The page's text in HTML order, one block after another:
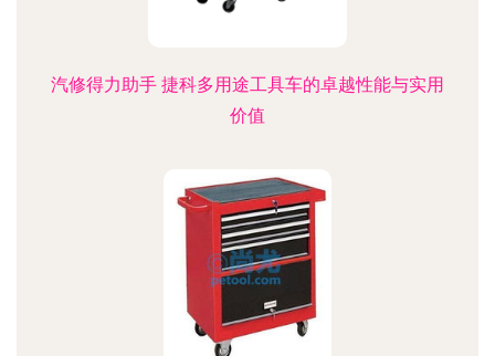
汽修得力助手 捷科多用途工具车的卓越性能与实用
价值